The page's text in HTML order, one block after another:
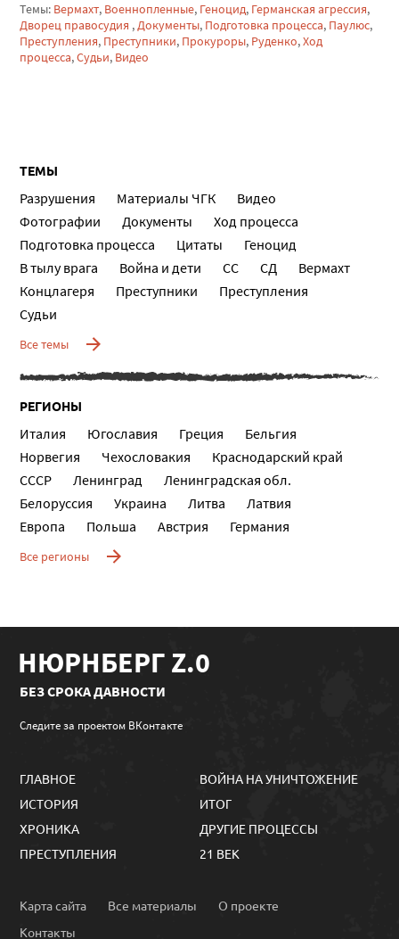
Темы: Вермахт, Военнопленные, Геноцид, Германская агрессия,
Дворец правосудия ,Документы, Подготовка процесса, Паулюс,
Преступления, Преступники, Прокуроры, Руденко,Ход
процесса,Судьи, Видео
ТЕМЫ
Разрушения Материалы ЧГК
Видео
Фотографии
Документы
Ход процесса
Подготовка процесса
Цитаты
Геноцид
В тылу врага
Война и дети СС СД
Вермахт
Концлагеря
Преступники
Преступления
Судьи
Все темы
РЕГИОНЫ
Италия Югославия Греция
Бельгия
Норвегия
Чехословакия
Краснодарский край
СССР
Ленинград
Ленинградская обл.
Белоруссия
Украина Литва
Латвия
Европа
Польша Австрия Германия
Все регионы
НЮРНБЕРГ Z.0
БЕЗ СРОКА ДАВНОСТИ
Следите за проектом ВКонтакте
ГЛАВНОЕ
ИСТОРИЯ
ХРОНИКА
ПРЕСТУПЛЕНИЯ
ВОЙНА НА УНИЧТОЖЕНИЕ
ИТОГ
ДРУГИЕ ПРОЦЕССЫ
21 ВЕК
Карта сайта Все материалы
О проекте
Контакты